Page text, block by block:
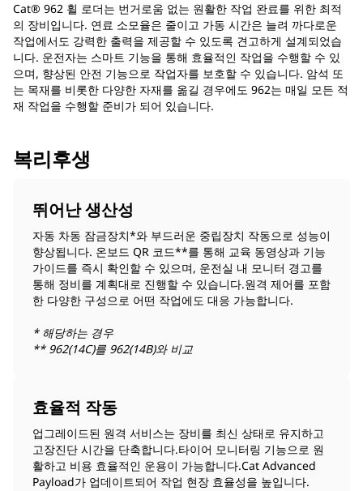
Cat® 962 휠 로더는 번거로움 없는 원활한 작업 완료를 위한 최적
의 장비입니다. 연료 소모율은 줄이고 가동 시간은 늘려 까다로운
작업에서도 강력한 출력을 제공할 수 있도록 견고하게 설계되었습
니다. 운전자는 스마트 기능을 통해 효율적인 작업을 수행할 수 있
으며, 향상된 안전 기능으로 작업자를 보호할 수 있습니다. 암석 또
는 목재를 비롯한 다양한 자재를 옮길 경우에도 962는 매일 모든 적
재 작업을 수행할 준비가 되어 있습니다.
복리후생
뛰어난 생산성
자동 차동 잠금장치*와 부드러운 중립장치 작동으로 성능이
향상됩니다. 온보드 QR 코드**를 통해 교육 동영상과 기능
가이드를 즉시 확인할 수 있으며, 운전실 내 모니터 경고를
통해 정비를 계획대로 진행할 수 있습니다.원격 제어를 포함
한 다양한 구성으로 어떤 작업에도 대응 가능합니다.
* 해당하는 경우
** 962(14C)를 962(14B)와 비교
효율적 작동
업그레이드된 원격 서비스는 장비를 최신 상태로 유지하고
고장진단 시간을 단축합니다.타이어 모니터링 기능으로 원
활하고 비용 효율적인 운용이 가능합니다.Cat Advanced
Payload가 업데이트되어 작업 현장 효율성을 높입니다.